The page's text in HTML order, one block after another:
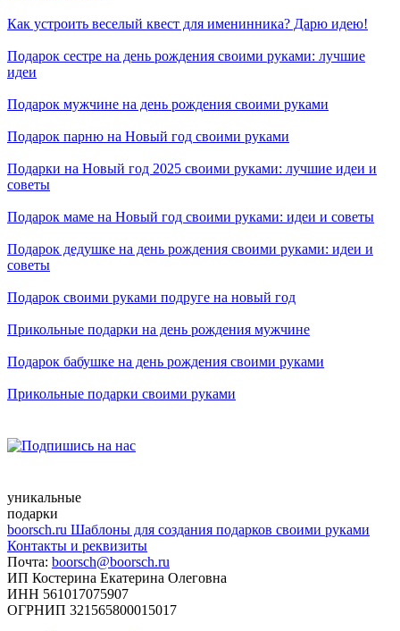
Как устроить веселый квест для именинника? Дарю идею!
Подарок сестре на день рождения своими руками: лучшие
идеи
Подарок мужчине на день рождения своими руками
Подарок парню на Новый год своими руками
Подарки на Новый год 2025 своими руками: лучшие идеи и
советы
Подарок маме на Новый год своими руками: идеи и советы
Подарок дедушке на день рождения своими руками: идеи и
советы
Подарок своими руками подруге на новый год
Прикольные подарки на день рождения мужчине
Подарок бабушке на день рождения своими руками
Прикольные подарки своими руками
уникальные
подарки
boorsch.ru Шаблоны для создания подарков своими руками
Контакты и реквизиты
Почта: boorsch@boorsch.ru
ИП Костерина Екатерина Олеговна
ИНН 561017075907
ОГРНИП 321565800015017